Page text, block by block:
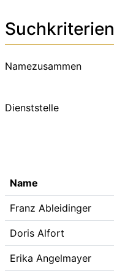
Suchkriterien
Namezusammen
Dienststelle
Name
Franz Ableidinger
Doris Alfort
Erika Angelmayer